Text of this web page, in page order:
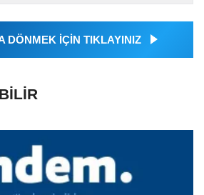
geçilen tüm...
DÖNMEK İÇİN TIKLAYINIZ